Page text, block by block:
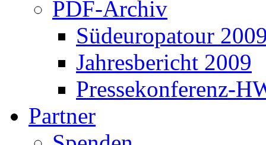
PDF-Archiv
Südeuropatour
Jahresbericht 2009
Pressekonferenz-
Partner